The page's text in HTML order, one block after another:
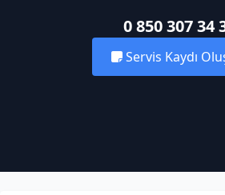
0 850 307 34
Servis Kaydı